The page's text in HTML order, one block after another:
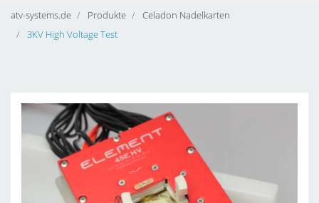
atv-systems.de Produkte
Celadon Nadelkarten
3KV High Voltage Test